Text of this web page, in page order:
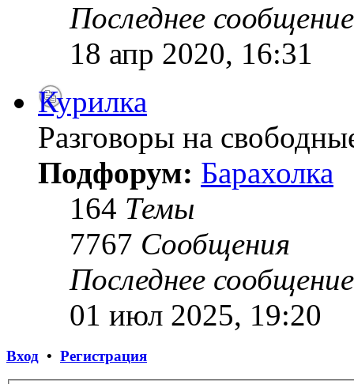
Последнее сообщение
18 апр 2020, 16:31
Курилка
Разговоры на
Подфорум: Барахолка
164 Темы
7767 Сообщения
Последнее сообщение
01 июл 2025, 19:20
Вход • Регистрация